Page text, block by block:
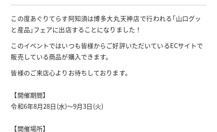
この度あぐりてらす阿知須は博多大丸天神店で行われる ｢山口グッ
と産品｣フェアに出店することになりました！
このイベントではいつも皆様からご好評いただいているECサイトで
販売している商品が購入できます。
皆様のご来店心よりお待ちしております。
【開催期間】
令和6年8月28日(水)〜9月3日(火)
【開催場所】